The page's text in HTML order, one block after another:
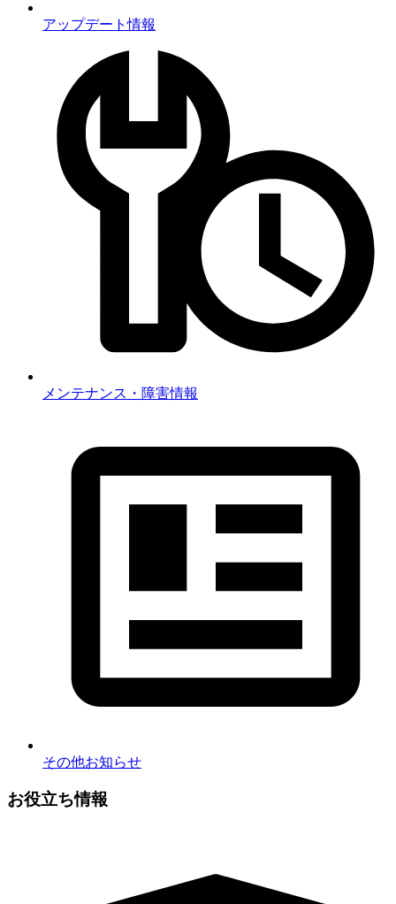
アップデート情報
メンテナンス・障害情報
その他お知らせ
お役立ち情報